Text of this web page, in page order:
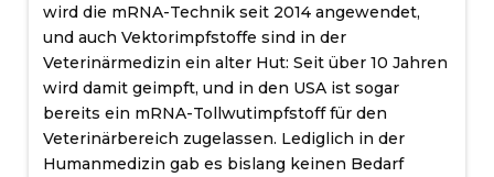
wird die mRNA-Technik seit 2014 angewendet,
und auch Vektorimpfstoffe sind in der
Veterinärmedizin ein alter Hut: Seit über 10 Jahren
wird damit geimpft, und in den USA ist sogar
bereits ein mRNA-Tollwutimpfstoff für den
Veterinärbereich zugelassen. Lediglich in der
Humanmedizin gab es bislang keinen Bedarf